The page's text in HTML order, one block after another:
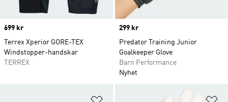
Price
699 kr
Terrex Xperior GORE-TEX
Windstopper-handskar
TERREX
Price
299 kr
Predator Training Junior
Goalkeeper Glove
Barn Performance
Nyhet